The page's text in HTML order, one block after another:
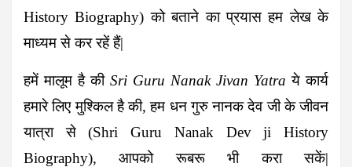
History Biography) को बताने का प्रयास हम लेख के
माध्यम से कर रहें हैं|
हमें मालूम है की Sri Guru Nanak Jivan Yatra ये कार्य
हमारे लिए मुश्किल है की, हम धन गुरु नानक देव जी के जीवन
यात्रा से (Shri Guru Nanak Dev ji History
Biography), आपको रूबरू भी करा सकें|